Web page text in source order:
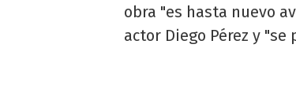
obra "es hasta nuevo
actor Diego Pérez y